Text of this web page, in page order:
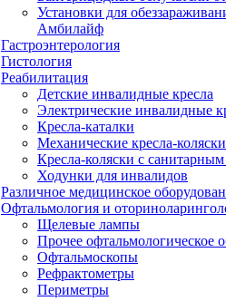
Установки для
Амбилайф
Гастроэнтерология
Гистология
Реабилитация
Детские инвалидные кресла
Электрические инвалидные
Кресла-каталки
Механические кресла-коляски
Кресла-коляски с
Ходунки для инвалидов
Различное медицинское
Офтальмология и
Щелевые лампы
Прочее офтальмологическое
Офтальмоскопы
Рефрактометры
Периметры